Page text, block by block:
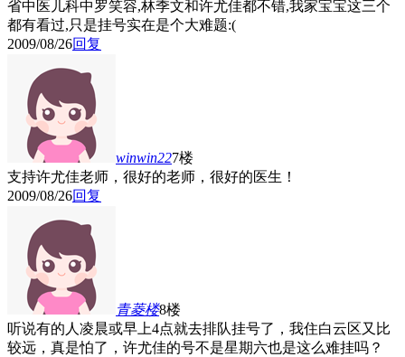
省中医儿科中罗笑容,林季文和许尤佳都不错,我家宝宝这三个
都有看过,只是挂号实在是个大难题:(
2009/08/26回复
winwin227楼
支持许尤佳老师，很好的老师，很好的医生！
2009/08/26回复
青菱楼8楼
听说有的人凌晨或早上4点就去排队挂号了，我住白云区又比
较远，真是怕了，许尤佳的号不是星期六也是这么难挂吗？